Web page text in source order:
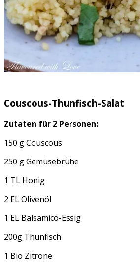
Couscous-Thunfisch-Salat
Zutaten für 2 Personen:
150 g Couscous
250 g Gemüsebrühe
1 TL Honig
2 EL Olivenöl
1 EL Balsamico-Essig
200g Thunfisch
1 Bio Zitrone